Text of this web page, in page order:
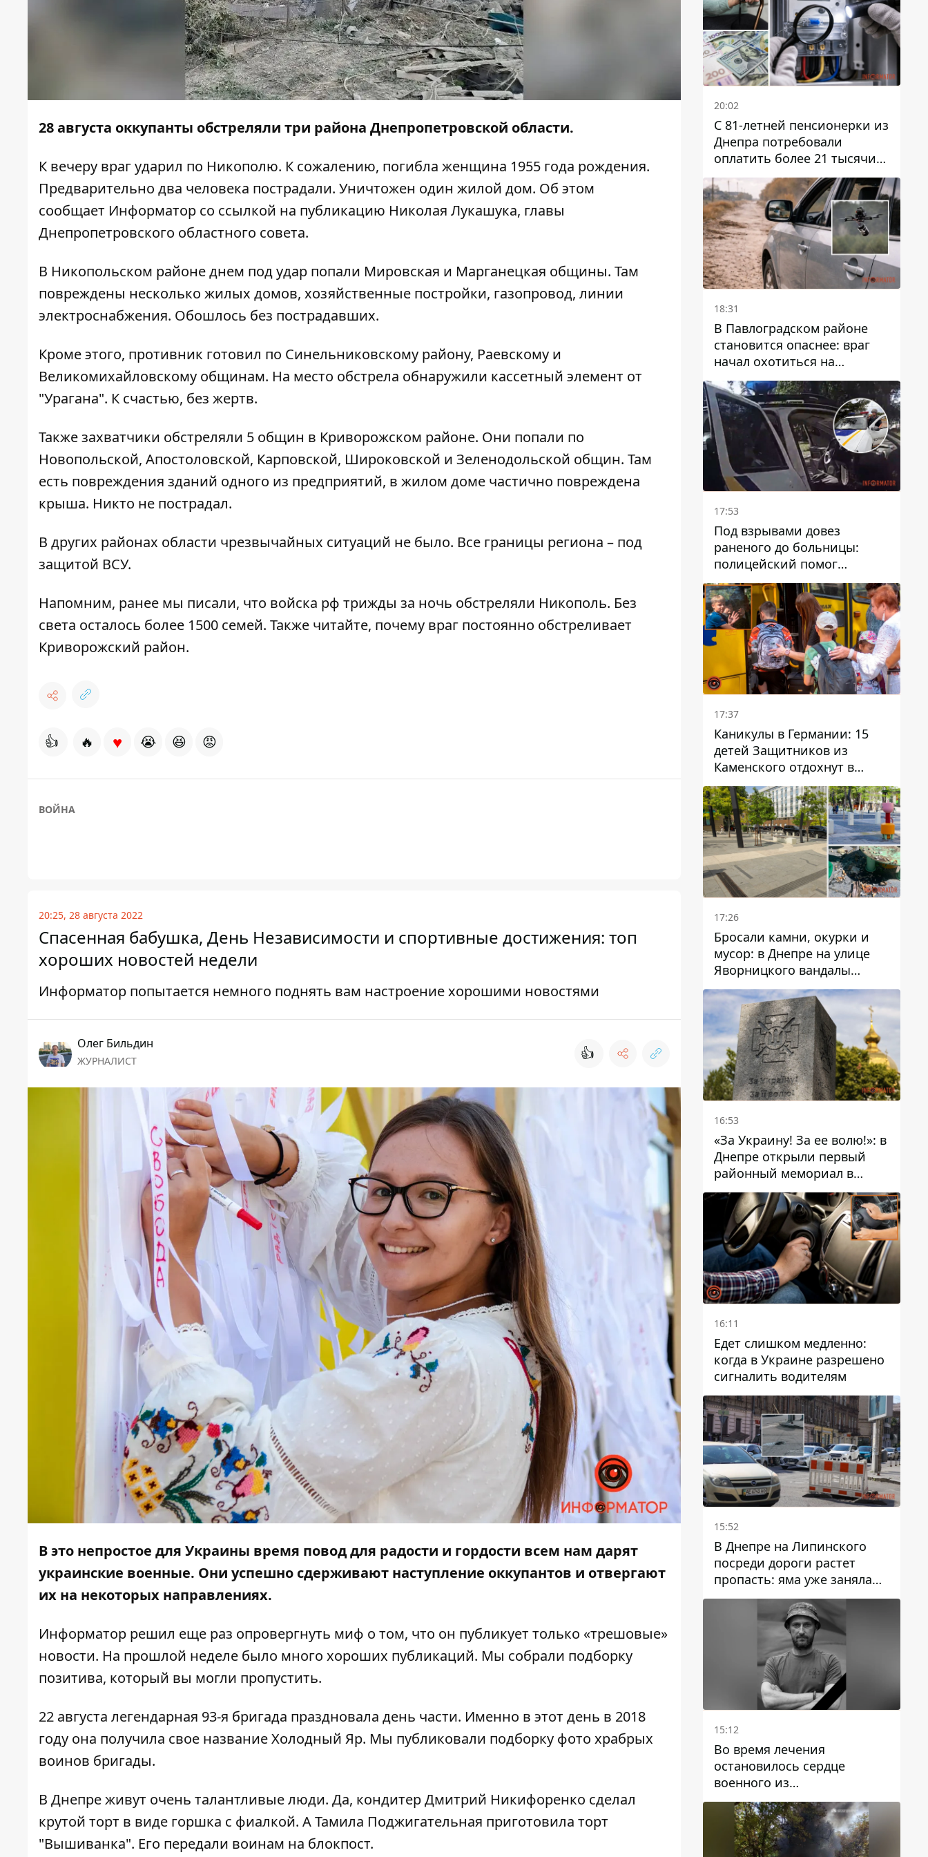
28 августа оккупанты обстреляли три района Днепропетровской области.
К вечеру враг ударил по Никополю. К сожалению, погибла женщина 1955 года рождения.
Предварительно два человека пострадали. Уничтожен один жилой дом. Об этом
сообщает Информатор со ссылкой на публикацию Николая Лукашука, главы
Днепропетровского областного совета.
В Никопольском районе днем ​​под удар попали Мировская и Марганецкая общины. Там
повреждены несколько жилых домов, хозяйственные постройки, газопровод, линии
электроснабжения. Обошлось без пострадавших.
Кроме этого, противник готовил по Синельниковскому району, Раевскому и
Великомихайловскому общинам. На место обстрела обнаружили кассетный элемент от
"Урагана". К счастью, без жертв.
Также захватчики обстреляли 5 общин в Криворожском районе. Они попали по
Новопольской, Апостоловской, Карповской, Широковской и Зеленодольской общин. Там
есть повреждения зданий одного из предприятий, в жилом доме частично повреждена
крыша. Никто не пострадал.
В других районах области чрезвычайных ситуаций не было. Все границы региона – под
защитой ВСУ.
Напомним, ранее мы писали, что войска рф трижды за ночь обстреляли Никополь. Без
света осталось более 1500 семей. Также читайте, почему враг постоянно обстреливает
Криворожский район.
👍 🔥 ♥ 😭 😆 😡
ВОЙНА
20:25, 28 августа 2022
Спасенная бабушка, День Независимости и спортивные достижения: топ
хороших новостей недели
Информатор попытается немного поднять вам настроение хорошими новостями
Олег Бильдин
ЖУРНАЛИСТ 👍
В это непростое для Украины время повод для радости и гордости всем нам дарят
украинские военные. Они успешно сдерживают наступление оккупантов и отвергают
их на некоторых направлениях.
Информатор решил еще раз опровергнуть миф о том, что он публикует только «трешовые»
новости. На прошлой неделе было много хороших публикаций. Мы собрали подборку
позитива, который вы могли пропустить.
22 августа легендарная 93-я бригада праздновала день части. Именно в этот день в 2018
году она получила свое название Холодный Яр. Мы публиковали подборку фото храбрых
воинов бригады.
В Днепре живут очень талантливые люди. Да, кондитер Дмитрий Никифоренко сделал
крутой торт в виде горшка с фиалкой. А Тамила Поджигательная приготовила торт
"Вышиванка". Его передали воинам на блокпост.
20:02
С 81-летней пенсионерки из
Днепра потребовали
оплатить более 21 тысячи
гривен за "вмешательство в
работу счетчика"
18:31
В Павлоградском районе
становится опаснее: враг
начал охотиться на
гражданский и военный
транспорт
17:53
Под взрывами довез
раненого до больницы:
полицейский помог
пострадавшему после атаки
на Каменский район
17:37
Каникулы в Германии: 15
детей Защитников из
Каменского отдохнут в
Вуппертале
17:26
Бросали камни, окурки и
мусор: в Днепре на улице
Яворницкого вандалы
повредили питьевые
фонтаны
16:53
«За Украину! За ее волю!»: в
Днепре открыли первый
районный мемориал в
честь погибших
Защитников
16:11
Едет слишком медленно:
когда в Украине разрешено
сигналить водителям
15:52
В Днепре на Липинского
посреди дороги растет
пропасть: яма уже заняла
полосу движения
15:12
Во время лечения
остановилось сердце
военного из
Днепропетровской области
Ростислава Лупашко